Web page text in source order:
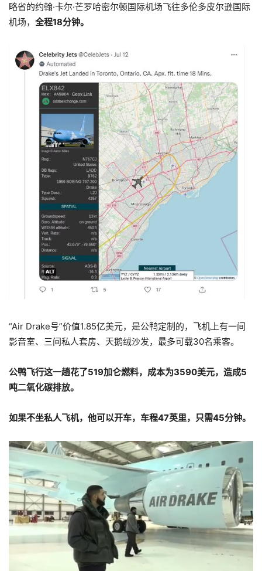
略省的约翰·卡尔·芒罗哈密尔顿国际机场飞往多伦多皮尔逊国际
机场， 全程18分钟。
“Air Drake号”价值1.85亿美元，是公鸭定制的，飞机上有一间
影音室、三间私人套房、天鹅绒沙发，最多可载30名乘客。
公鸭飞行这一趟花了519加仑燃料，成本为3590美元，造成5
吨二氧化碳排放。
如果不坐私人飞机，他可以开车，车程47英里，只需45分钟。